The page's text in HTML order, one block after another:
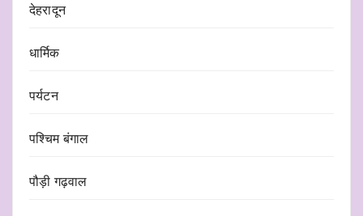
देहरादून
धार्मिक
पर्यटन
पश्चिम बंगाल
पौड़ी गढ़वाल